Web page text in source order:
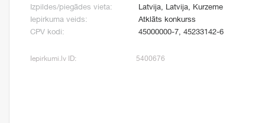
Izpildes/piegādes vieta:
Latvija, Latvija, Kurzeme
Iepirkuma veids:
Atklāts konkurss
CPV kodi:
45000000-7, 45233142-6
Iepirkumi.lv ID: 5400676